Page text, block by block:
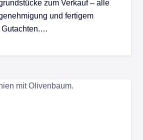
zum Verkauf – alle
und fertigem
Gutachten.…